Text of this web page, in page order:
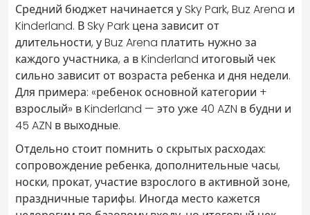
Средний бюджет начинается у Sky Park, Buz Arena и
Kinderland. В Sky Park цена зависит от
длительности, у Buz Arena платить нужно за
каждого участника, а в Kinderland итоговый чек
сильно зависит от возраста ребенка и дня недели.
Для примера: «ребенок основной категории +
взрослый» в Kinderland — это уже 40 AZN в будни и
45 AZN в выходные.
Отдельно стоит помнить о скрытых расходах:
сопровождение ребенка, дополнительные часы,
носки, прокат, участие взрослого в активной зоне,
праздничные тарифы. Иногда место кажется